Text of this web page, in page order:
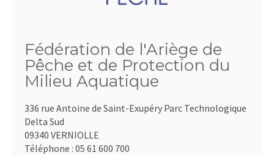
Fédération de l'Ariège de
Pêche et de Protection du
Milieu Aquatique
336 rue Antoine de Saint-Exupéry Parc Technologique
Delta Sud
09340 VERNIOLLE
Téléphone : 05 61 600 700